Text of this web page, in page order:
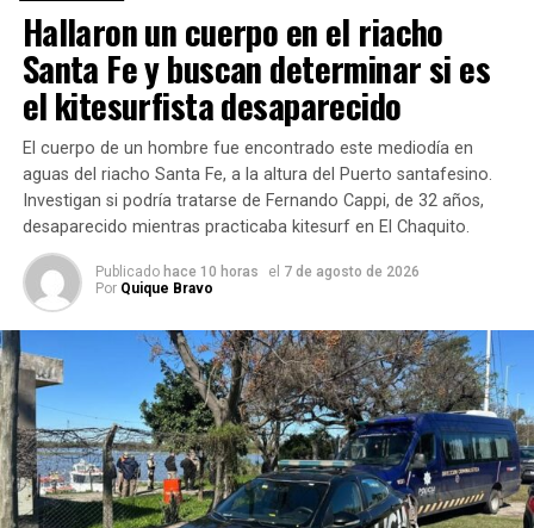
En las
últimas
horas se dio
conductores
de taxis
fueron
barrio Las
Barranquitas. En el segundo de los casos el hombre
resultó herido de arma blanca y debió ser internado en el
hospital Sayago.
Fuente: LT9
Hallaron un cuerpo en el riacho
Santa Fe y buscan determinar si es
el kitesurfista desaparecido
El cuerpo de un hombre fue encontrado este mediodía en
aguas del riacho Santa Fe, a la altura del Puerto santafesino.
Investigan si podría tratarse de Fernando Cappi, de 32 años,
desaparecido mientras practicaba kitesurf en El Chaquito.
Publicado hace 10 horas el 7 de agosto de 2026
Por Quique Bravo